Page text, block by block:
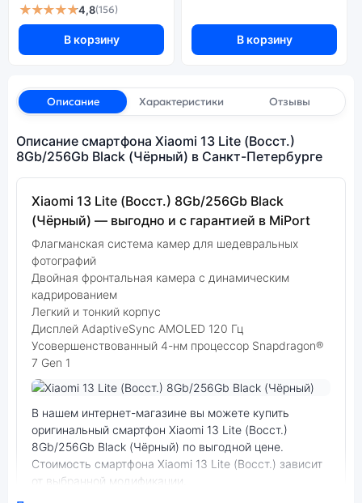
★★★★★4,8(156)
В корзину В корзину
Описание Характеристики Отзывы
Описание смартфона Xiaomi 13 Lite (Восст.)
8Gb/256Gb Black (Чёрный) в Санкт-Петербурге
Xiaomi 13 Lite (Восст.) 8Gb/256Gb Black
(Чёрный) — выгодно и с гарантией в MiPort
Флагманская система камер для шедевральных
фотографий
Двойная фронтальная камера с динамическим
кадрированием
Легкий и тонкий корпус
Дисплей AdaptiveSync AMOLED 120 Гц
Усовершенствованный 4-нм процессор Snapdragon®
7 Gen 1
В нашем интернет-магазине вы можете купить
оригинальный смартфон Xiaomi 13 Lite (Восст.)
8Gb/256Gb Black (Чёрный) по выгодной цене.
Стоимость смартфона Xiaomi 13 Lite (Восст.) зависит
от выбранной модификации.